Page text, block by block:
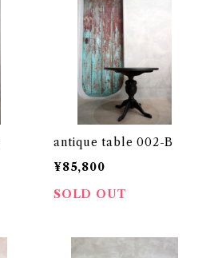
antique table 002-B
¥85,800
SOLD OUT